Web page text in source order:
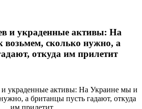
и украденные активы: На
сколько нужно, а
откуда им прилетит